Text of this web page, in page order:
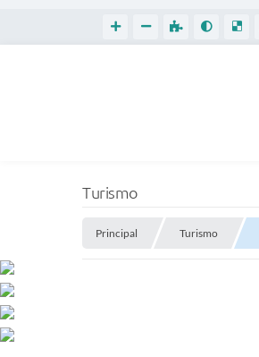
Turismo
Principal Turismo